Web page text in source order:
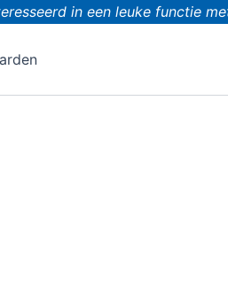
in een leuke functie